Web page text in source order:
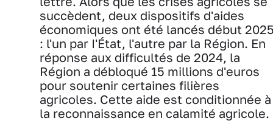
succèdent, deux dispositifs d'aides
économiques ont été lancés début
: l'un par I'État, l'autre par la Région. En
réponse aux difficultés de 2024, la
Région a débloqué 15 millions d'euros
pour soutenir certaines filières
agricoles. Cette aide est conditionnée à
la reconnaissance en calamité agricole.